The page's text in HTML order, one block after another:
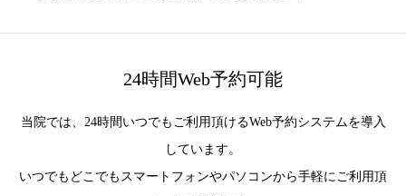
24時間Web予約可能
当院では、24時間いつでもご利用頂けるWeb予約システムを導入
しています。
いつでもどこでもスマートフォンやパソコンから手軽にご利用頂